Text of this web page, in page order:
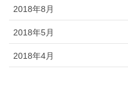
2018年8月
2018年5月
2018年4月